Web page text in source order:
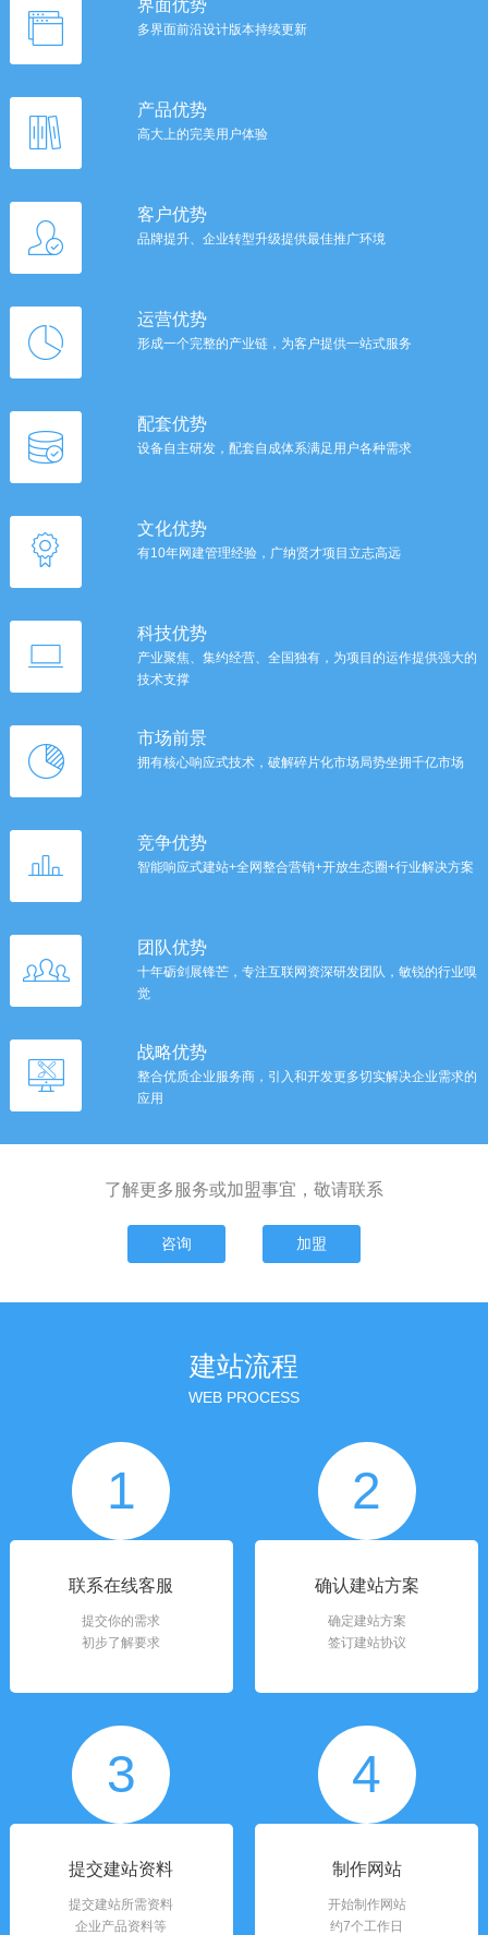
界面优势
多界面前沿设计版本持续更新
产品优势
高大上的完美用户体验
客户优势
品牌提升、企业转型升级提供最佳推广环境
运营优势
形成一个完整的产业链，为客户提供一站式服务
配套优势
设备自主研发，配套自成体系满足用户各种需求
文化优势
有10年网建管理经验，广纳贤才项目立志高远
科技优势
产业聚焦、集约经营、全国独有，为项目的运作提供强大的
技术支撑
市场前景
拥有核心响应式技术，破解碎片化市场局势坐拥千亿市场
竞争优势
智能响应式建站+全网整合营销+开放生态圈+行业解决方案
团队优势
十年砺剑展锋芒，专注互联网资深研发团队，敏锐的行业嗅
觉
战略优势
整合优质企业服务商，引入和开发更多切实解决企业需求的
应用
了解更多服务或加盟事宜，敬请联系
咨询 加盟
建站流程
WEB PROCESS
1
联系在线客服
提交你的需求
初步了解要求
2
确认建站方案
确定建站方案
签订建站协议
3
提交建站资料
提交建站所需资料
企业产品资料等
4
制作网站
开始制作网站
约7个工作日